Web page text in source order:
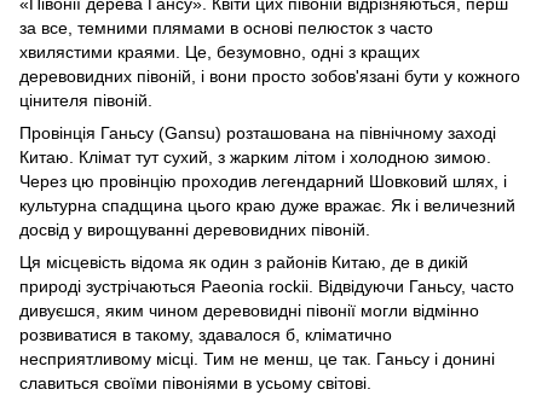
за все, темними плямами в основі пелюсток з часто
хвилястими краями. Це, безумовно, одні з кращих
деревовидних півоній, і вони просто зобов'язані бути у кожного
цінителя півоній.
Провінція Ганьсу (Gansu) розташована на північному заході
Китаю. Клімат тут сухий, з жарким літом і холодною зимою.
Через цю провінцію проходив легендарний Шовковий шлях, і
культурна спадщина цього краю дуже вражає. Як і величезний
досвід у вирощуванні деревовидних півоній.
Ця місцевість відома як один з районів Китаю, де в дикій
природі зустрічаються Paeonia rockii. Відвідуючи Ганьсу, часто
дивуєшся, яким чином деревовидні півонії могли відмінно
розвиватися в такому, здавалося б, кліматично
несприятливому місці. Тим не менш, це так. Ганьсу і донині
славиться своїми півоніями в усьому світові.